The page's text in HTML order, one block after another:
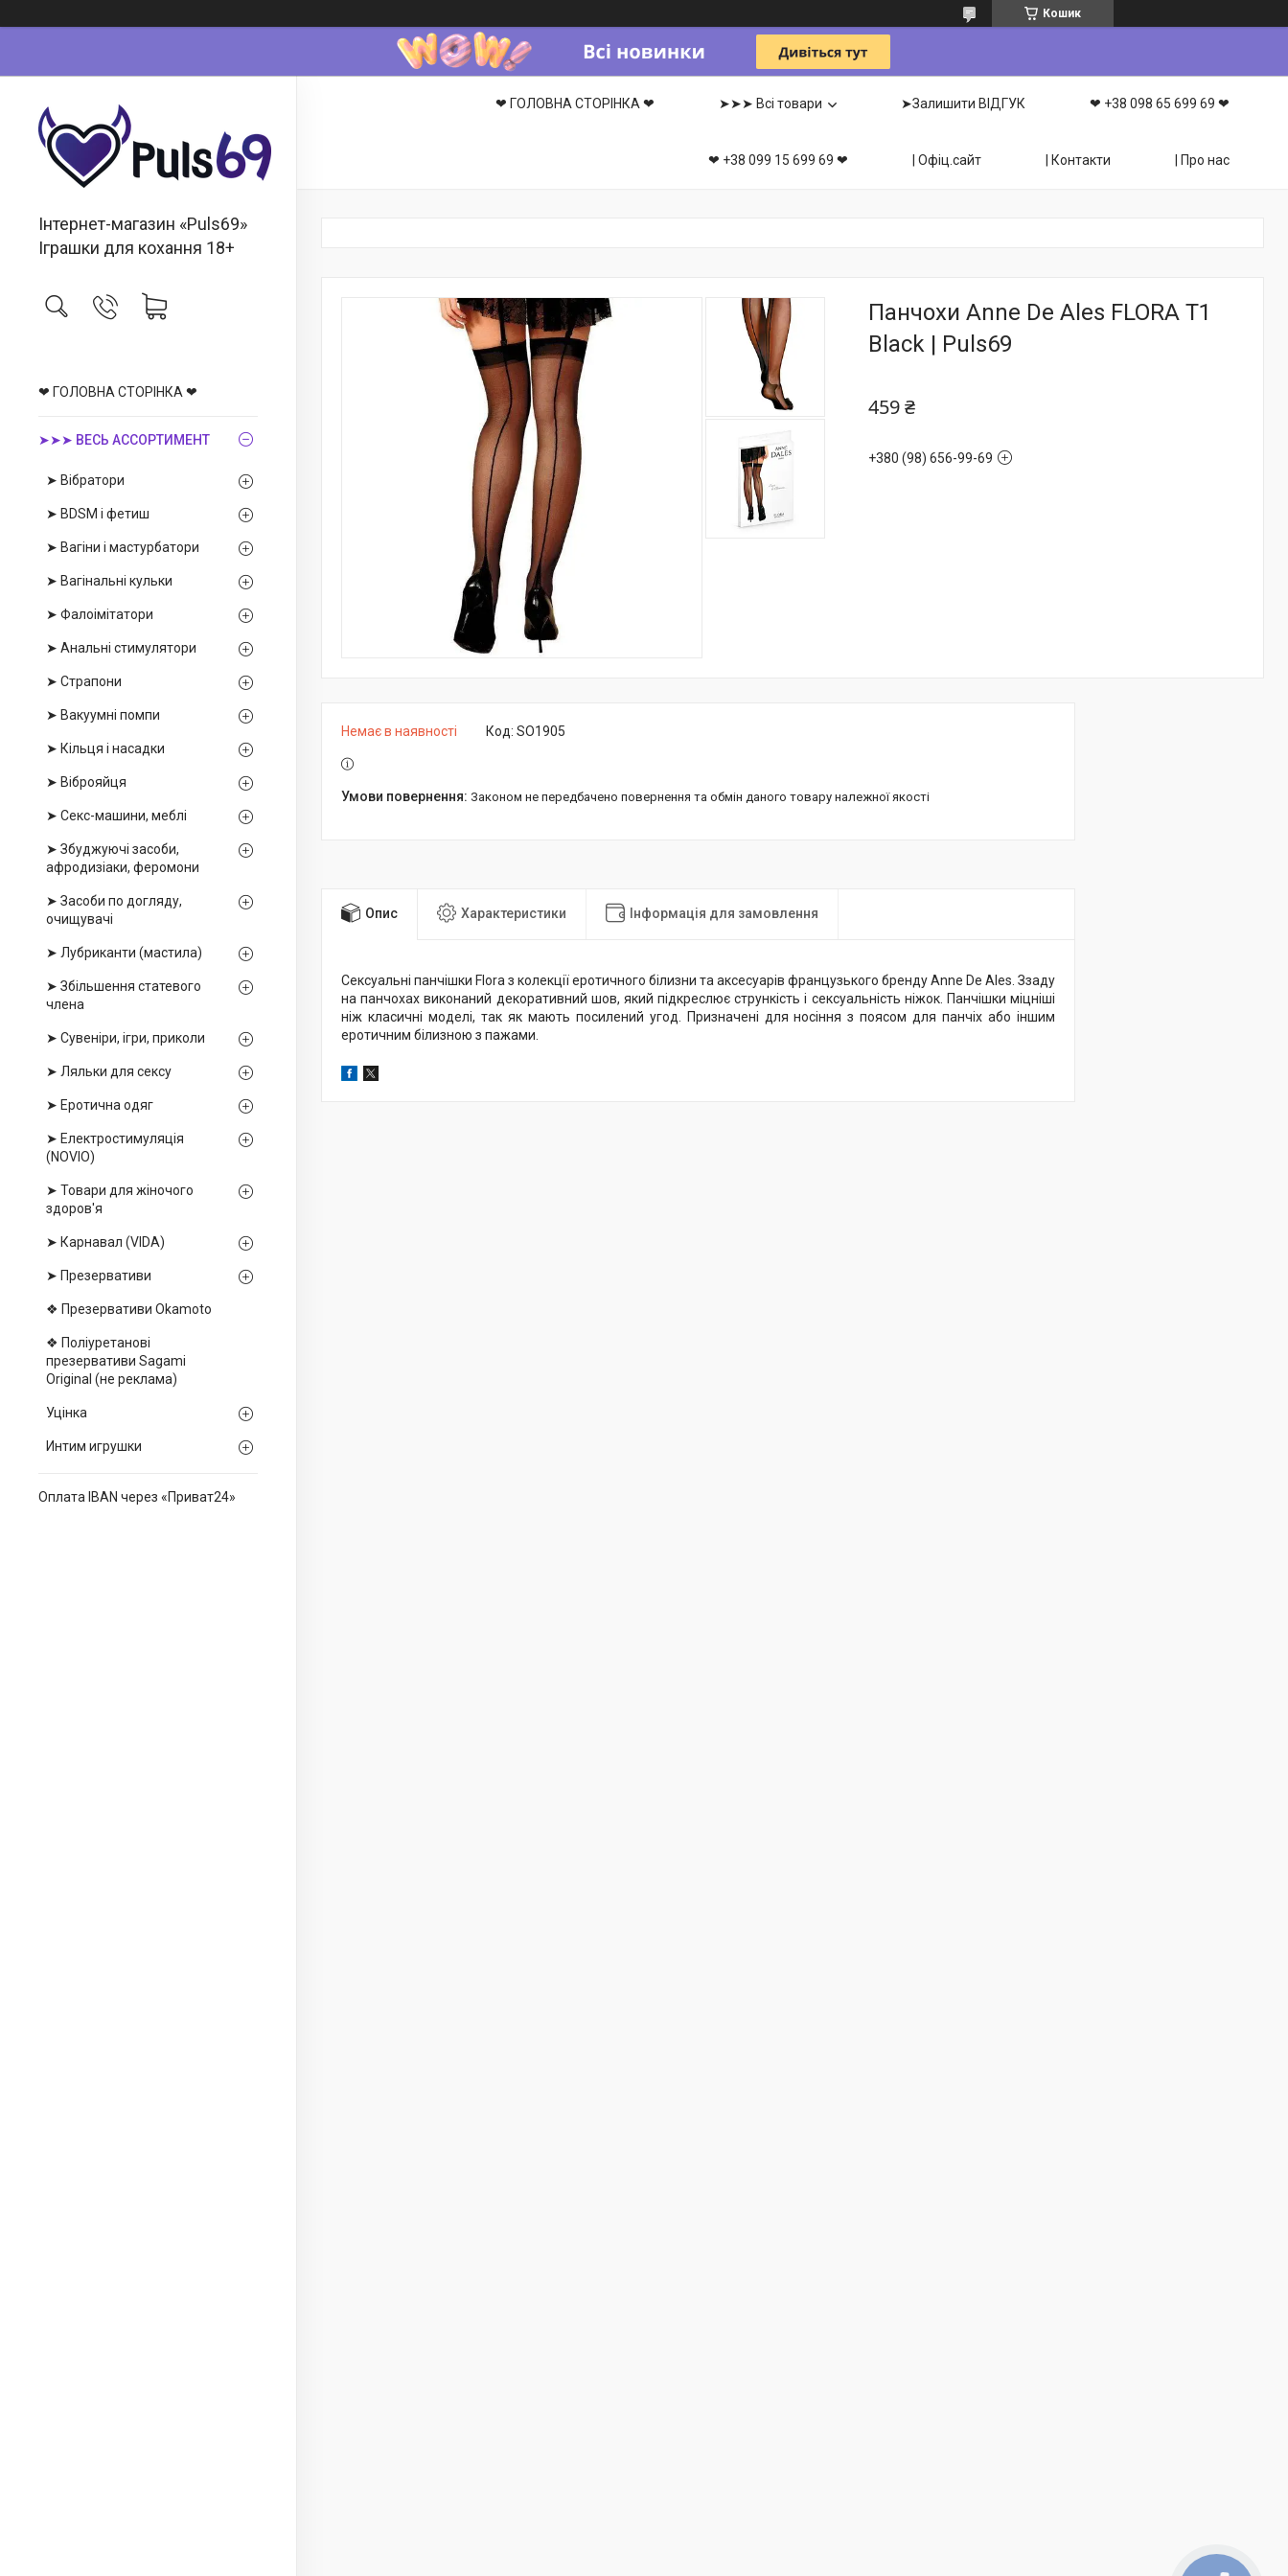
Кошик
Інтернет-магазин «Puls69»
Іграшки для кохання 18+
❤ ГОЛОВНА СТОРІНКА ❤
➤➤➤ ВЕСЬ АССОРТИМЕНТ
➤ Вібратори
➤ BDSM і фетиш
➤ Вагіни і мастурбатори
➤ Вагінальні кульки
➤ Фалоімітатори
➤ Анальні стимулятори
➤ Страпони
➤ Вакуумні помпи
➤ Кільця і насадки
➤ Віброяйця
➤ Секс-машини, меблі
➤ Збуджуючі засоби,
афродизіаки, феромони
➤ Засоби по догляду,
очищувачі
➤ Лубриканти (мастила)
➤ Збільшення статевого
члена
➤ Сувеніри, ігри, приколи
➤ Ляльки для сексу
➤ Еротична одяг
➤ Електростимуляція
(NOVIO)
➤ Товари для жіночого
здоров'я
➤ Карнавал (VIDA)
➤ Презервативи
❖ Презервативи Okamoto
❖ Поліуретанові
презервативи Sagami
Оriginal (не реклама)
Уцінка
Интим игрушки
Оплата IBAN через «Приват24»
❤ ГОЛОВНА СТОРІНКА ❤ ➤➤➤ Всі товари ➤Залишити ВІДГУК ❤ +38 098 65 699 69 ❤
❤ +38 099 15 699 69 ❤ | Офіц.сайт | Контакти | Про нас
Панчохи Anne De Ales FLORA T1
Black | Puls69
459 ₴
+380 (98) 656-99-69
Немає в наявності Код: SO1905
Законом не передбачено повернення та обмін даного товару належної якості
Опис Характеристики Інформація для замовлення
Сексуальні панчішки Flora з колекції еротичного білизни та аксесуарів французького бренду Anne De Ales. Ззаду
на панчохах виконаний декоративний шов, який підкреслює стрункість і сексуальність ніжок. Панчішки міцніші
ніж класичні моделі, так як мають посилений угод. Призначені для носіння з поясом для панчіх або іншим
еротичним білизною з пажами.